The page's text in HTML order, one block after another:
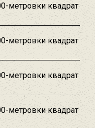
метровки квадрат
метровки квадрат
метровки квадрат
метровки квадрат